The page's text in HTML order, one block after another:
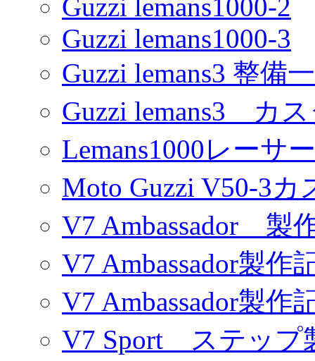
Guzzi lemans1000-2
Guzzi lemans1000-3
Guzzi lemans3 整備
Guzzi lemans3 カ
Lemans1000レーサ
Moto Guzzi V50-3カ
V7 Ambassador 製
V7 Ambassador製作
V7 Ambassador製作
V7 Sport ステップ